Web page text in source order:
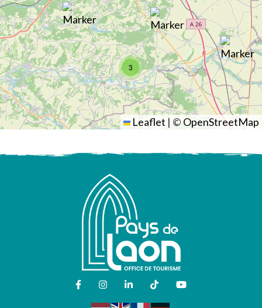
3
Leaflet | © OpenStreetMap
LIEN VERS LE COMPTE FACEBOOK
LIEN VERS LE COMPTE
LIEN VERS LE COMPTE
LIEN VERS LE
LIEN VERS LA